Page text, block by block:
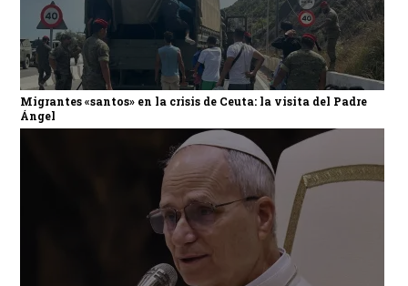
Migrantes «santos» en la crisis de Ceuta: la visita del Padre
Ángel